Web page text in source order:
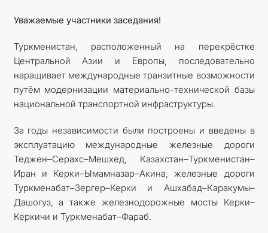
Уважаемые участники заседания!
Туркменистан, расположенный на перекрёстке
Центральной Азии и Европы, последовательно
наращивает международные транзитные возможности
путём модернизации материально-технической базы
национальной транспортной инфраструктуры.
За годы независимости были построены и введены в
эксплуатацию международные железные дороги
Теджен–Серахс–Мешхед, Казахстан–Туркменистан–
Иран и Керки–Ымамназар–Акина, железные дороги
Турк­менабат–Зергер–Керки и Ашхабад–Каракумы–
Дашогуз, а также железнодорожные мосты Керки–
Керкичи и Туркменабат–Фараб.